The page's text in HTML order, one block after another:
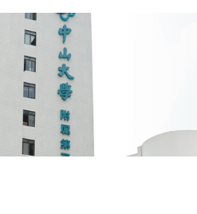
医学伦理委员会
实验医学部
期刊中心